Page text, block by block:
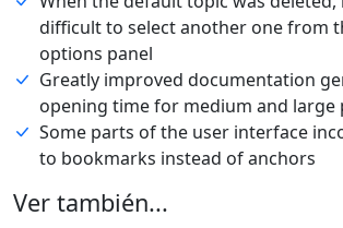
difficult to select another one from
options panel
Greatly improved documentation
opening time for medium and large
Some parts of the user interface
to bookmarks instead of anchors
Ver también...